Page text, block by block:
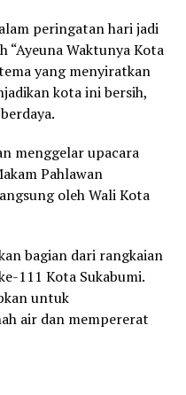
peringatan hari jadi
“Ayeuna Waktunya Kota
yang menyiratkan
kota ini bersih,
menggelar upacara
Pahlawan
oleh Wali Kota
bagian dari rangkaian
111 Kota Sukabumi.
untuk
air dan mempererat